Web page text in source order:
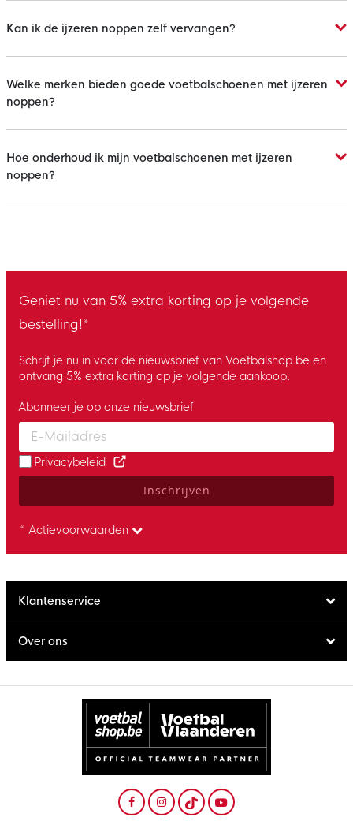
Kan ik de ijzeren noppen zelf vervangen?
Welke merken bieden goede voetbalschoenen met ijzeren
noppen?
Hoe onderhoud ik mijn voetbalschoenen met ijzeren
noppen?
Geniet nu van 5% extra korting op je volgende
bestelling!*
Schrijf je nu in voor de nieuwsbrief van Voetbalshop.be en
ontvang 5% extra korting op je volgende aankoop.
Enter your email and accept the privacy policy to subscribe to
Abonneer je op onze nieuwsbrief
Privacybeleid
Inschrijven
* Actievoorwaarden
Klantenservice
Over ons